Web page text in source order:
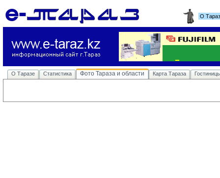
О
О Таразе Статистика Фото Тараза и области Карта Тараза